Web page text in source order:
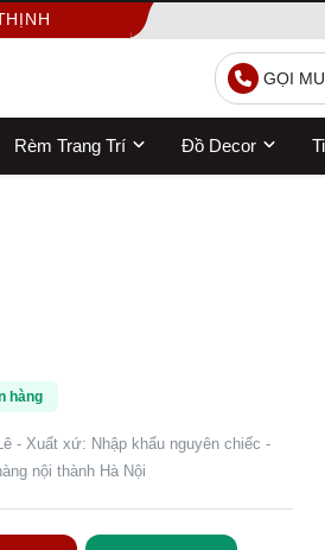
GỌI
Rèm Trang Trí Đồ Decor
hàng
- Xuất xứ: Nhập khẩu nguyên chiếc -
nội thành Hà Nội